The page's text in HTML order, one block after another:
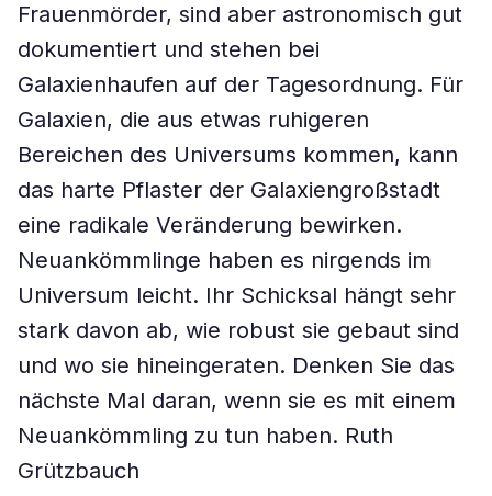
Frauenmörder, sind aber astronomisch gut
dokumentiert und stehen bei
Galaxienhaufen auf der Tagesordnung. Für
Galaxien, die aus etwas ruhigeren
Bereichen des Universums kommen, kann
das harte Pflaster der Galaxiengroßstadt
eine radikale Veränderung bewirken.
Neuankömmlinge haben es nirgends im
Universum leicht. Ihr Schicksal hängt sehr
stark davon ab, wie robust sie gebaut sind
und wo sie hineingeraten. Denken Sie das
nächste Mal daran, wenn sie es mit einem
Neuankömmling zu tun haben. Ruth
Grützbauch